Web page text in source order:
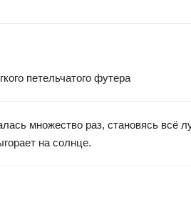
петельчатого футера
множество раз, становясь
на солнце.